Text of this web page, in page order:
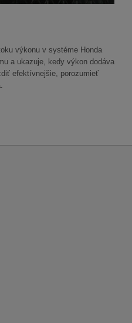
výkonu v systéme Honda
a ukazuje, kedy výkon dodáva
efektívnejšie, porozumieť